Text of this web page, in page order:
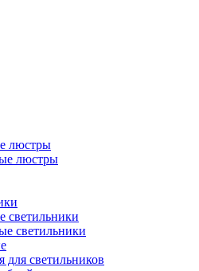
люстры
люстры
светильники
светильники
для светильников